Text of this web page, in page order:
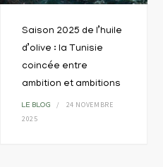
Saison 2025 de l’huile
d’olive : la Tunisie
coincée entre
ambition et ambitions
LE BLOG
24 NOVEMBRE
2025